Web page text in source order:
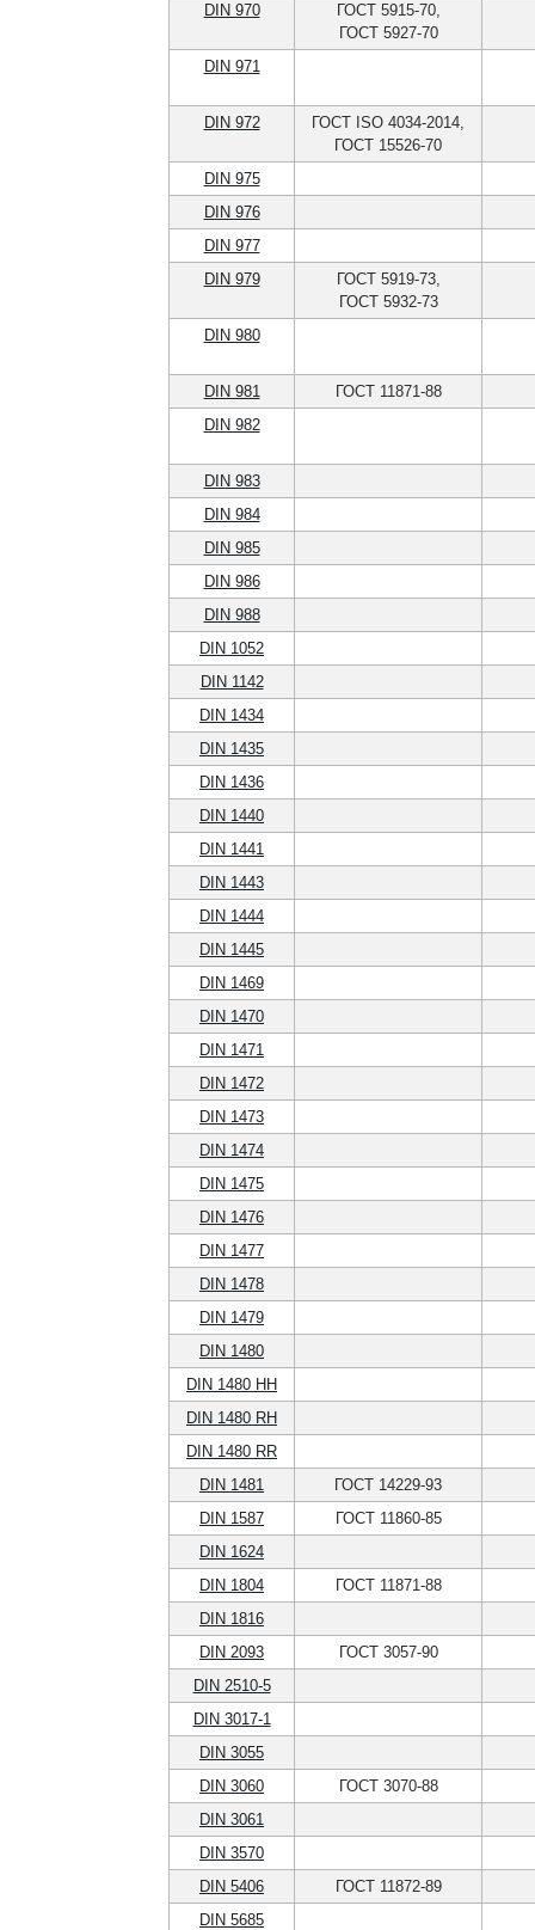
DIN 970
ГОСТ 5915-70,
ГОСТ 5927-70
DIN 971
DIN 972
ГОСТ ISO 4034-2014,
ГОСТ 15526-70
DIN 975
DIN 976
DIN 977
DIN 979
ГОСТ 5919-73,
ГОСТ 5932-73
DIN 980
DIN 981
ГОСТ 11871-88
DIN 982
DIN 983
DIN 984
DIN 985
DIN 986
DIN 988
DIN 1052
DIN 1142
DIN 1434
DIN 1435
DIN 1436
DIN 1440
DIN 1441
DIN 1443
DIN 1444
DIN 1445
DIN 1469
DIN 1470
DIN 1471
DIN 1472
DIN 1473
DIN 1474
DIN 1475
DIN 1476
DIN 1477
DIN 1478
DIN 1479
DIN 1480
DIN 1480 HH
DIN 1480 RH
DIN 1480 RR
DIN 1481
ГОСТ 14229-93
DIN 1587
ГОСТ 11860-85
DIN 1624
DIN 1804
ГОСТ 11871-88
DIN 1816
DIN 2093
ГОСТ 3057-90
DIN 2510-5
DIN 3017-1
DIN 3055
DIN 3060
ГОСТ 3070-88
DIN 3061
DIN 3570
DIN 5406
ГОСТ 11872-89
DIN 5685